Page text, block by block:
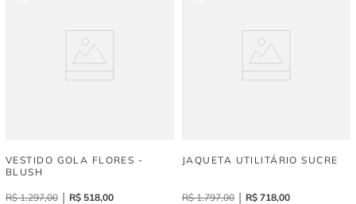
VESTIDO GOLA FLORES -
BLUSH
R$ 1.297,00 R$ 518,00
JAQUETA UTILITÁRIO SUCRE
R$ 1.797,00 R$ 718,00